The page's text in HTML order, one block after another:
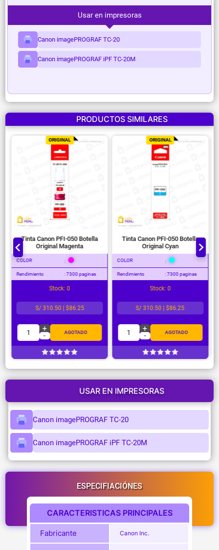
Usar en impresoras
Canon imagePROGRAF TC-20
Canon imagePROGRAF iPF TC-20M
PRODUCTOS SIMILARES
ORIGINAL
Tinta Canon PFI-050 Botella
Original Magenta
COLOR :
Rendimiento : 7300 paginas
Stock: 0
S/ 310.50 | $86.25
+
- AGOTADO
ORIGINAL
Tinta Canon PFI-050 Botella
Original Cyan
COLOR :
Rendimiento : 7300 paginas
Stock: 0
S/ 310.50 | $86.25
+
- AGOTADO
USAR EN IMPRESORAS
Canon imagePROGRAF TC-20
Canon imagePROGRAF iPF TC-20M
ESPECIFIACIÓNES
CARACTERISTICAS PRINCIPALES
Fabricante Canon Inc.